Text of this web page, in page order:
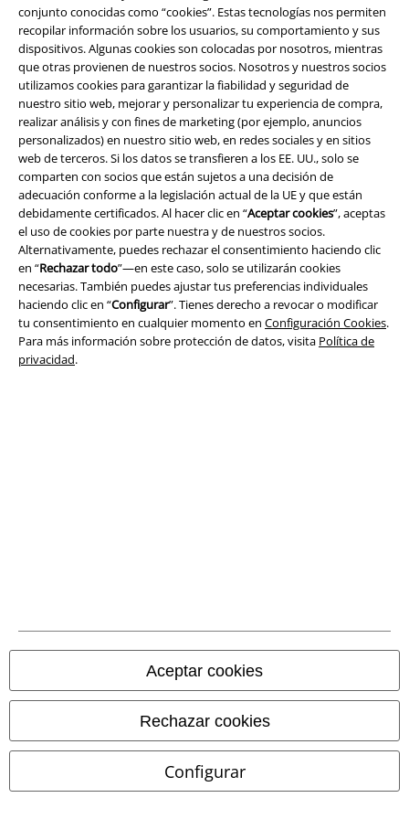
conjunto conocidas como “cookies”. Estas tecnologías nos permiten
recopilar información sobre los usuarios, su comportamiento y sus
dispositivos. Algunas cookies son colocadas por nosotros, mientras
que otras provienen de nuestros socios. Nosotros y nuestros socios
utilizamos cookies para garantizar la fiabilidad y seguridad de
nuestro sitio web, mejorar y personalizar tu experiencia de compra,
realizar análisis y con fines de marketing (por ejemplo, anuncios
personalizados) en nuestro sitio web, en redes sociales y en sitios
web de terceros. Si los datos se transfieren a los EE. UU., solo se
comparten con socios que están sujetos a una decisión de
adecuación conforme a la legislación actual de la UE y que están
debidamente certificados. Al hacer clic en “Aceptar cookies”, aceptas
el uso de cookies por parte nuestra y de nuestros socios.
Alternativamente, puedes rechazar el consentimiento haciendo clic
en “Rechazar todo”—en este caso, solo se utilizarán cookies
necesarias. También puedes ajustar tus preferencias individuales
haciendo clic en “Configurar”. Tienes derecho a revocar o modificar
tu consentimiento en cualquier momento en Configuración Cookies.
Para más información sobre protección de datos, visita Política de
privacidad.
Aceptar cookies
Rechazar cookies
Configurar
Concursos
Cheques Regalo
Descuento para estudiantes
EMP Backstage Club
Sobre EMP
EMP Eventos
Programa de Afiliados
Sostenibilidad
Métodos de pago